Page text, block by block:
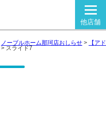
他店舗
ノーブルホーム那珂店おしらせ > 【アド
> スライド7